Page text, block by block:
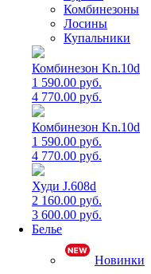
Комбинезоны
Лосины
Купальники
Комбинезон Kn.10d
1 590.00 руб.
4 770.00 руб.
Комбинезон Kn.10d
1 590.00 руб.
4 770.00 руб.
Худи J.608d
2 160.00 руб.
3 600.00 руб.
Белье
Новинки